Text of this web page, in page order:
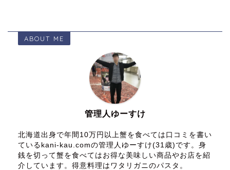
ABOUT ME
管理人ゆーすけ
北海道出身で年間10万円以上蟹を食べては口コミを書い
ているkani-kau.comの管理人ゆーすけ(31歳)です。身
銭を切って蟹を食べてはお得な美味しい商品やお店を紹
介しています。得意料理はワタリガニのパスタ。